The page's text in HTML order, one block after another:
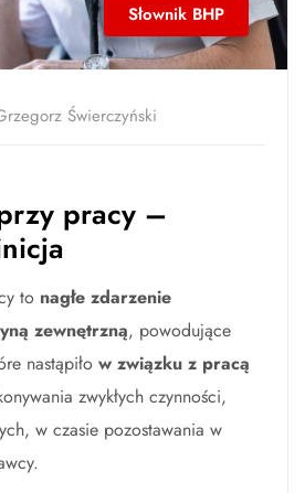
Słownik BHP
Świerczyński
pracy –
to nagłe zdarzenie
zewnętrzną, powodujące
nastąpiło w związku z pracą
zwykłych czynności,
w czasie pozostawania w